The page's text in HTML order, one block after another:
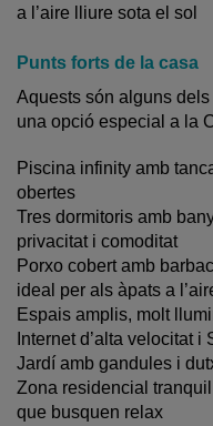
a l’aire lliure sota el sol
Punts forts de la casa
Aquests són alguns
una opció especial a la
Piscina infinity amb
obertes
Tres dormitoris amb
privacitat i comoditat
Porxo cobert amb
ideal per als àpats a
Espais amplis, molt
Internet d’alta velocitat i
Jardí amb gandules i
Zona residencial
que busquen relax